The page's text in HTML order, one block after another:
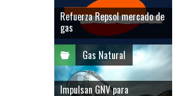
Refuerza Repsol mercado de
gas
Gas Natural
Impulsan GNV para